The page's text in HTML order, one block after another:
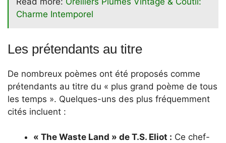
Charme Intemporel
Les prétendants au titre
De nombreux poèmes ont été proposés comme
prétendants au titre du « plus grand poème de tous
les temps ». Quelques-uns des plus fréquemment
cités incluent :
« The Waste Land » de T.S. Eliot : Ce chef-